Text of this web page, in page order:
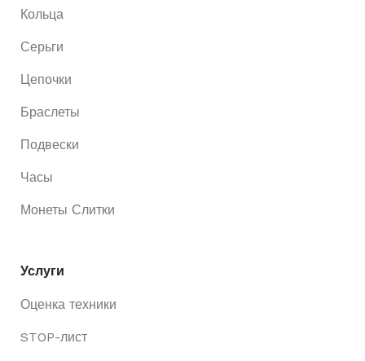
Кольца
Серьги
Цепочки
Браслеты
Подвески
Часы
Монеты Слитки
Услуги
Оценка техники
STOP-лист